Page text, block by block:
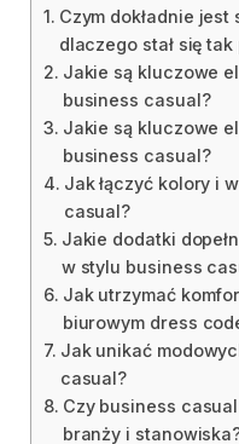
Czym dokładnie
dlaczego stał się
Jakie są kluczowe
business casual?
Jakie są kluczowe
business casual?
Jak łączyć kolory i
casual?
Jakie dodatki
w stylu business
Jak utrzymać
biurowym dress
Jak unikać
casual?
Czy business
branży i